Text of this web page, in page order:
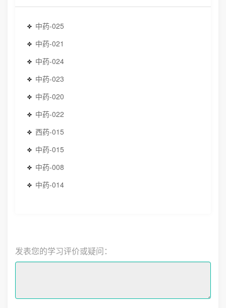
中药-025
中药-021
中药-024
中药-023
中药-020
中药-022
西药-015
中药-015
中药-008
中药-014
发表您的学习评价或疑问：